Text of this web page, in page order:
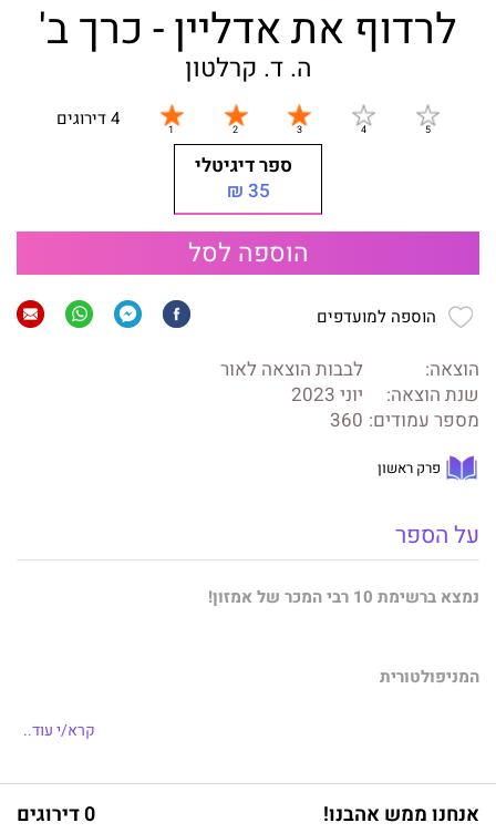
לרדוף את אדליין - כרך ב'
ה. ד. קרלטון
4 דירוגים
ספר דיגיטלי
35 ₪
הוספה לסל
הוספה למועדפים
הוצאה:
לבבות הוצאה לאור
שנת הוצאה:
יוני 2023
מספר עמודים: 360
פרק ראשון
על הספר
נמצא ברשימת 10 רבי המכר של אמזון!
המניפולטורית
בפניו שיעזוב.
קרא/י עוד..
אנחנו ממש אהבנו! 0 דירוגים